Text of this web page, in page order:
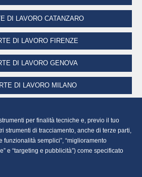
DI LAVORO CATANZARO
DI LAVORO FIRENZE
DI LAVORO GENOVA
DI LAVORO MILANO
DI LAVORO PALERMO
DI LAVORO PERUGIA
per finalità tecniche e, previo il tuo
strumenti di tracciamento, anche di terze parti,
funzionalità semplici”, “miglioramento
e “targeting e pubblicità”) come specificato